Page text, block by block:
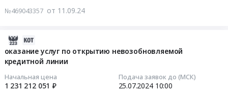
№469043357 от 11.09.24
оказание услуг по открытию невозобновляемой
кредитной линии
Начальная цена
1 231 212 051 ₽
Подача заявок до (МСК)
25.07.2024 10:00